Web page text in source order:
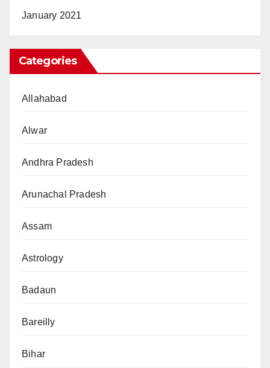
January 2021
Categories
Allahabad
Alwar
Andhra Pradesh
Arunachal Pradesh
Assam
Astrology
Badaun
Bareilly
Bihar